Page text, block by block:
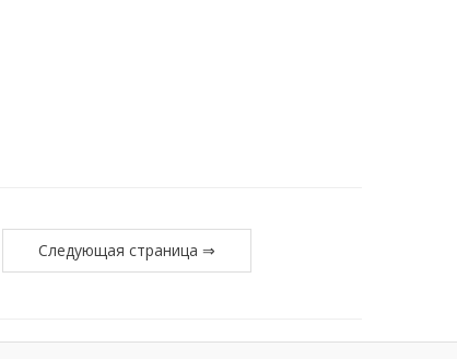
Следующая страница ⇒